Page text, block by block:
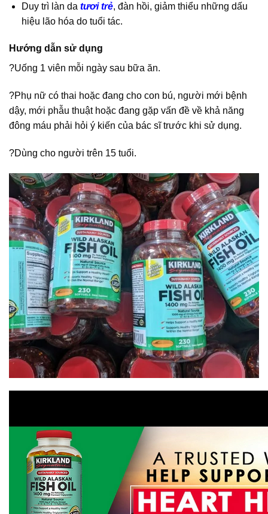
Duy trì làn da tươi trẻ, đàn hồi, giảm thiểu những dấu
hiệu lão hóa do tuổi tác.
Hướng dẫn sử dụng
?Uống 1 viên mỗi ngày sau bữa ăn.
?Phụ nữ có thai hoặc đang cho con bú, người mới bệnh
dậy, mới phẫu thuật hoặc đang gặp vấn đề về khả năng
đông máu phải hỏi ý kiến của bác sĩ trước khi sử dụng.
?Dùng cho người trên 15 tuổi.